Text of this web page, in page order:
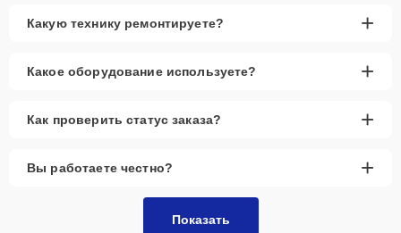
Какую технику ремонтируете? +
Какое оборудование используете? +
Как проверить статус заказа? +
Вы работаете честно? +
Показать